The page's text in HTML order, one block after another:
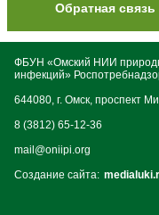
Обратная связь
ФБУН «Омский НИИ
инфекций»
644080, г. Омск, проспект
8 (3812) 65-12-36
mail@oniipi.org
Создание сайта: